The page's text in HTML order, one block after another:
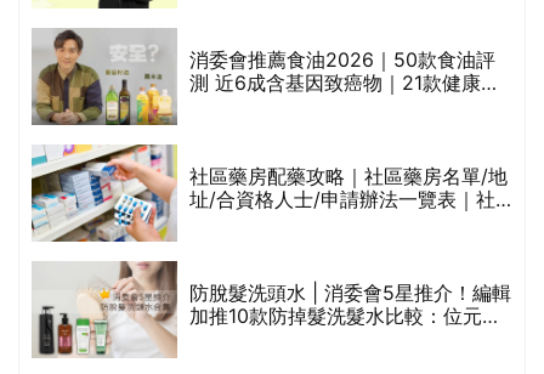
消委會推薦食油2026｜50款食油評
測 近6成含基因致癌物｜21款健康煮
社區藥房配藥攻略｜社區藥房名單/地
址/合資格人士/申請辦法一覽表｜社
防脫髮洗頭水 | 消委會5星推介！編輯
加推10款防掉髮洗髮水比較：位元